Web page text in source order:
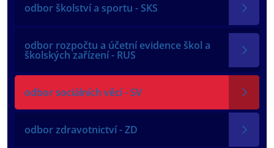
odbor školství a sportu - SKS
odbor rozpočtu a účetní evidence škol a
školských zařízení - RUS
odbor sociálních věcí - SV
odbor zdravotnictví - ZD